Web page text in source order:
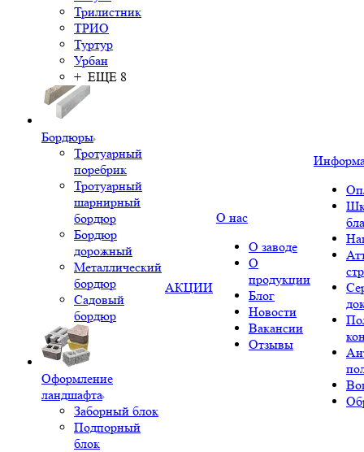
Трилистник
ТРИО
Туртур
Урбан
+ ЕЩЕ 8
Бордюры
Тротуарный
поребрик
Тротуарный
шарнирный
бордюр
Бордюр
дорожный
Металлический
бордюр
Садовый
бордюр
Оформление
ландшафта
Заборный блок
Подпорный
блок
АКЦИИ
О нас
О заводе
О
продукции
Блог
Новости
Вакансии
Отзывы